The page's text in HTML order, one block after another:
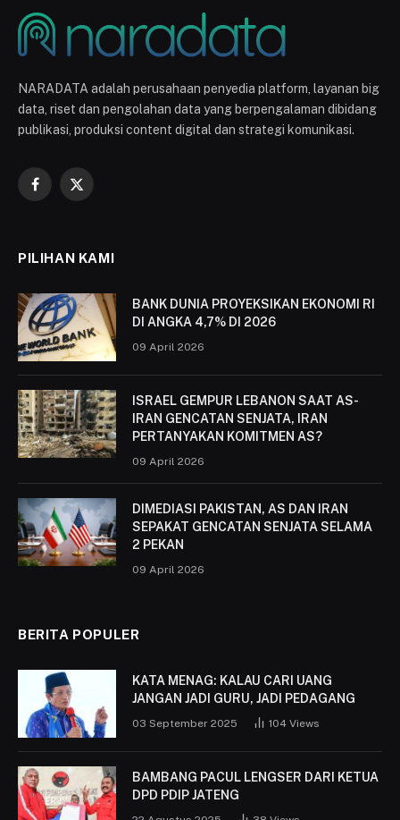
NARADATA adalah perusahaan penyedia platform, layanan big
data, riset dan pengolahan data yang berpengalaman dibidang
publikasi, produksi content digital dan strategi komunikasi.
Facebook
X
PILIHAN KAMI
BANK DUNIA PROYEKSIKAN EKONOMI RI
DI ANGKA 4,7% DI 2026
09 April 2026
ISRAEL GEMPUR LEBANON SAAT AS-
IRAN GENCATAN SENJATA, IRAN
PERTANYAKAN KOMITMEN AS?
09 April 2026
DIMEDIASI PAKISTAN, AS DAN IRAN
SEPAKAT GENCATAN SENJATA SELAMA
2 PEKAN
09 April 2026
BERITA POPULER
KATA MENAG: KALAU CARI UANG
JANGAN JADI GURU, JADI PEDAGANG
03 September 2025 104 Views
BAMBANG PACUL LENGSER DARI KETUA
DPD PDIP JATENG